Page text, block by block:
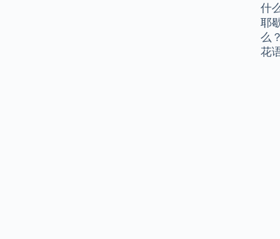
什
耶
么
花